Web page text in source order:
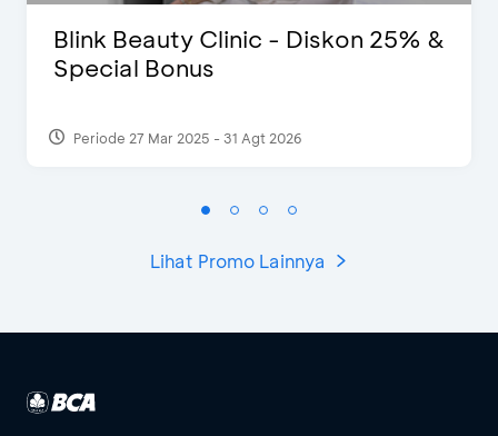
Blink Beauty Clinic - Diskon 25% &
Special Bonus
Periode 27 Mar 2025 - 31 Agt 2026
Lihat Promo Lainnya